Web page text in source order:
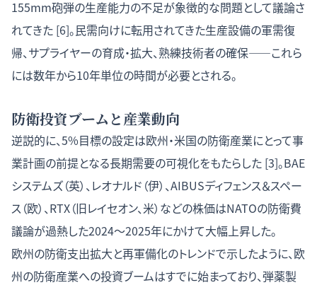
155mm砲弾の生産能力の不足が象徴的な問題として議論さ
れてきた [6]。民需向けに転用されてきた生産設備の軍需復
帰、サプライヤーの育成・拡大、熟練技術者の確保——これら
には数年から10年単位の時間が必要とされる。
防衛投資ブームと産業動向
逆説的に、5%目標の設定は欧州・米国の防衛産業にとって事
業計画の前提となる長期需要の可視化をもたらした [3]。BAE
システムズ（英）、レオナルド（伊）、AIBUSディフェンス＆スペー
ス（欧）、RTX（旧レイセオン、米）などの株価はNATOの防衛費
議論が過熱した2024〜2025年にかけて大幅上昇した。
欧州の防衛支出拡大と再軍備化のトレンドで示したように、欧
州の防衛産業への投資ブームはすでに始まっており、弾薬製